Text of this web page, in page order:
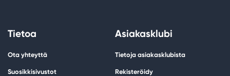
Tietoa
Ota yhteyttä
Suosikkisivustot
Asiakasklubi
Tietoja asiakasklubista
Rekisteröidy